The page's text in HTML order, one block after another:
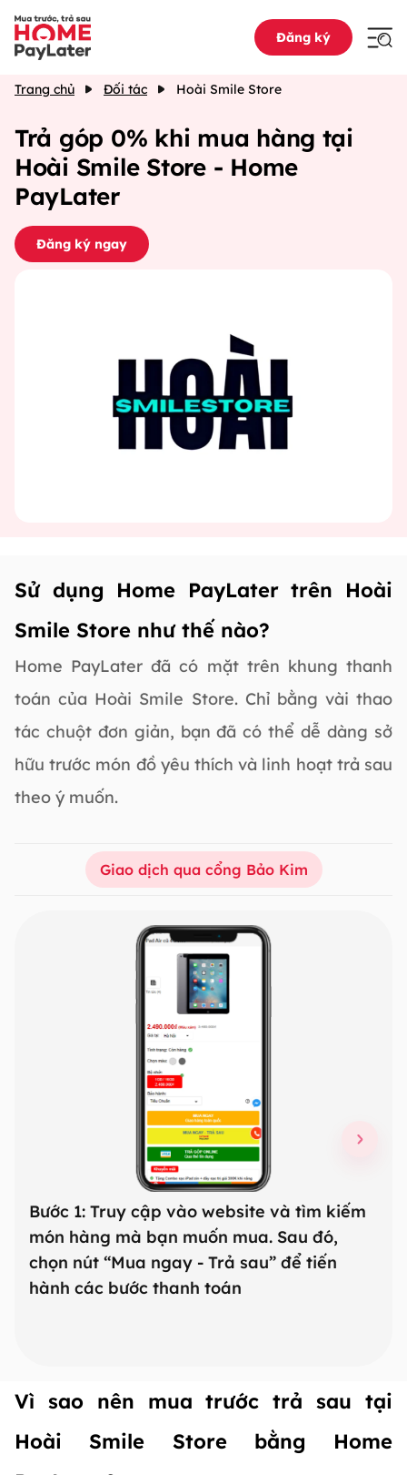
Đăng ký
Trang chủ Đối tác Hoài Smile Store
Trả góp 0% khi mua hàng tại
Hoài Smile Store - Home
PayLater
Đăng ký ngay
Sử dụng Home PayLater trên Hoài
Smile Store như thế nào?
Home PayLater đã có mặt trên khung thanh
toán của Hoài Smile Store. Chỉ bằng vài thao
tác chuột đơn giản, bạn đã có thể dễ dàng sở
hữu trước món đồ yêu thích và linh hoạt trả sau
theo ý muốn.
Giao dịch qua cổng Bảo Kim
Bước 1: Truy cập vào website và tìm kiếm
món hàng mà bạn muốn mua. Sau đó,
chọn nút “Mua ngay - Trả sau” để tiến
hành các bước thanh toán
Vì sao nên mua trước trả sau tại
Hoài Smile Store bằng Home